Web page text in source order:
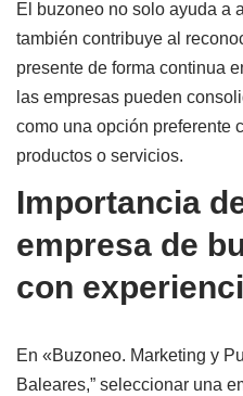
El buzoneo no solo ayuda a
también contribuye al
presente de forma continua
las empresas pueden
como una opción preferente
productos o servicios.
Importancia
empresa de
con
En «Buzoneo. Marketing y
Baleares,” seleccionar una